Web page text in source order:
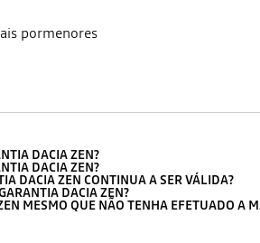
pormenores
DACIA ZEN?
DACIA ZEN?
DACIA ZEN CONTINUA A SER VÁLIDA?
DACIA ZEN?
MESMO QUE NÃO TENHA EFETUADO A